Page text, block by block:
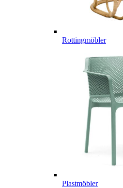
Rottingmöbler
Plastmöbler